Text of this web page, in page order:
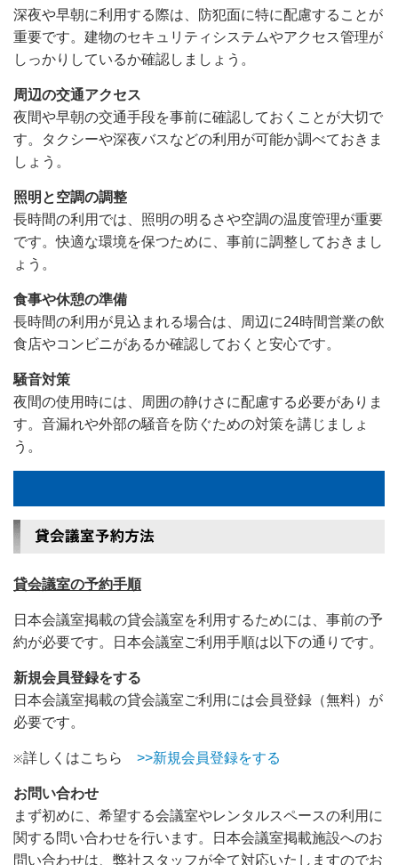
深夜や早朝に利用する際は、防犯面に特に配慮することが
重要です。建物のセキュリティシステムやアクセス管理が
しっかりしているか確認しましょう。
周辺の交通アクセス
夜間や早朝の交通手段を事前に確認しておくことが大切で
す。タクシーや深夜バスなどの利用が可能か調べておきま
しょう。
照明と空調の調整
長時間の利用では、照明の明るさや空調の温度管理が重要
です。快適な環境を保つために、事前に調整しておきまし
ょう。
食事や休憩の準備
長時間の利用が見込まれる場合は、周辺に24時間営業の飲
食店やコンビニがあるか確認しておくと安心です。
騒音対策
夜間の使用時には、周囲の静けさに配慮する必要がありま
す。音漏れや外部の騒音を防ぐための対策を講じましょ
う。
貸会議室の予約手順
日本会議室掲載の貸会議室を利用するためには、事前の予
約が必要です。日本会議室ご利用手順は以下の通りです。
新規会員登録をする
日本会議室掲載の貸会議室ご利用には会員登録（無料）が
必要です。
※詳しくはこちら >>新規会員登録をする
お問い合わせ
まず初めに、希望する会議室やレンタルスペースの利用に
関する問い合わせを行います。日本会議室掲載施設へのお
問い合わせは、弊社スタッフが全て対応いたしますのでお